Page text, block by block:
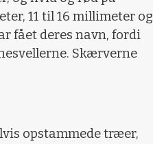
11 til 16 millimeter og
fået deres navn, fordi
Skærverne
opstammede træer,